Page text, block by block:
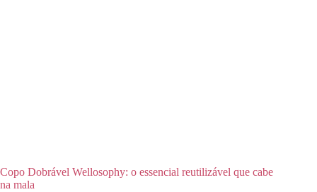
Copo Dobrável Wellosophy: o essencial reutilizável que cabe
na mala